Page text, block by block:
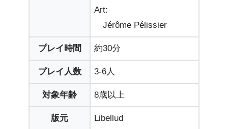
Art:
Jérôme Pélissier
プレイ時間 約30分
プレイ人数 3-6人
対象年齢 8歳以上
版元 Libellud